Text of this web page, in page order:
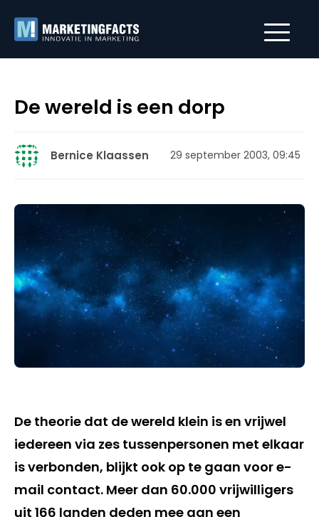
De wereld is een dorp
Bernice Klaassen 29 september 2003, 09:45
De theorie dat de wereld klein is en vrijwel
iedereen via zes tussenpersonen met elkaar
is verbonden, blijkt ook op te gaan voor e-
mail contact. Meer dan 60.000 vrijwilligers
uit 166 landen deden mee aan een